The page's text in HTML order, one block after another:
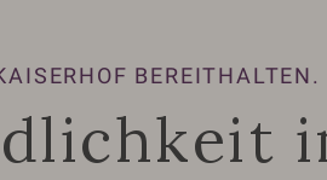
BEREITHALTEN.